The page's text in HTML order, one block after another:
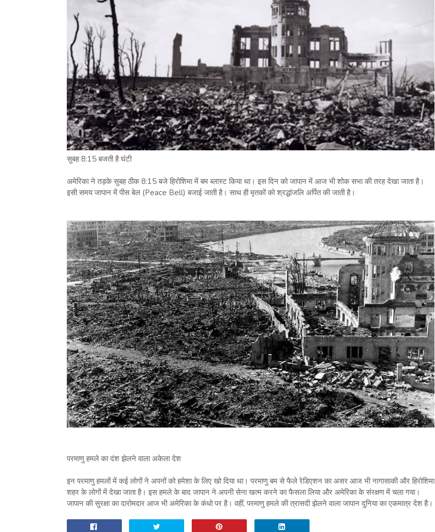
सुबह 8:15 बजती है घंटी
अमेरिका ने तड़के सुबह ठीक 8:15 बजे हिरोशिमा में बम ब्लास्ट किया था। इस दिन को जापान में आज भी शोक सभा की तरह देखा जाता है।
इसी समय जापान में पीस बेल (Peace Bell) बजाई जाती है। साथ ही मृतकों को श्रद्धांजलि अर्पित की जाती है।
परमाणु हमले का दंश झेलने वाला अकेला देश
इन परमाणु हमलों में कई लोगों ने अपनों को हमेशा के लिए खो दिया था। परमाणु बम से फैले रेडिएशन का असर आज भी नागासाकी और हिरोशिमा
शहर के लोगों में देखा जाता है। इस हमले के बाद जापान ने अपनी सेना खत्म करने का फैसला लिया और अमेरिका के संरक्षण में चला गया।
जापान की सुरक्षा का दारोमदार आज भी अमेरिका के कंधो पर है। वहीं, परमाणु हमले की त्रासदी झेलने वाला जापान दुनिया का एकमात्र देश है।